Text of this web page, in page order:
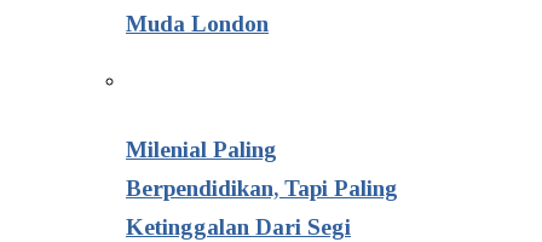
Muda London
Milenial Paling
Berpendidikan, Tapi Paling
Ketinggalan Dari Segi